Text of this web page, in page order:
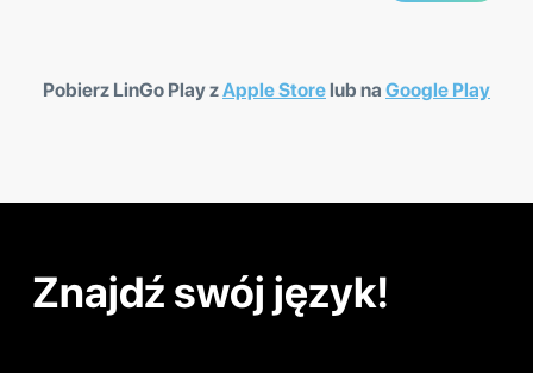
Pobierz LinGo Play zApple Storelub na Google Play
Znajdź swój język!